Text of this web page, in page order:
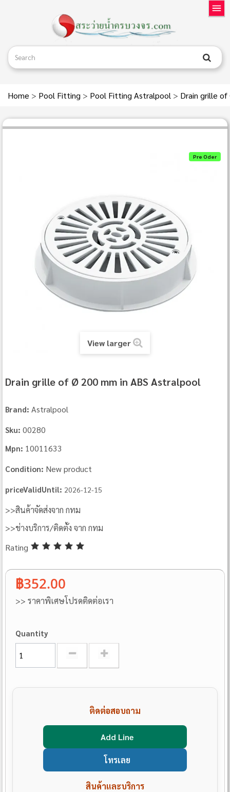
Home > Pool Fitting > Pool Fitting Astralpool > Drain grille
Pre Oder
View larger
Drain grille of Ø 200 mm in ABS Astralpool
Brand: Astralpool
Sku: 00280
Mpn: 10011633
Condition: New product
priceValidUntil: 2026-12-15
>>สินค้าจัดส่งจาก กทม
>>ช่างบริการ/ติดตั้ง จาก กทม
Rating
฿352.00
>> ราคาพิเศษโปรดติดต่อเรา
Quantity
ติดต่อสอบถาม
Add Line
โทรเลย
สินค้าและบริการ